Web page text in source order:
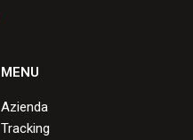
MENU
Azienda
Tracking